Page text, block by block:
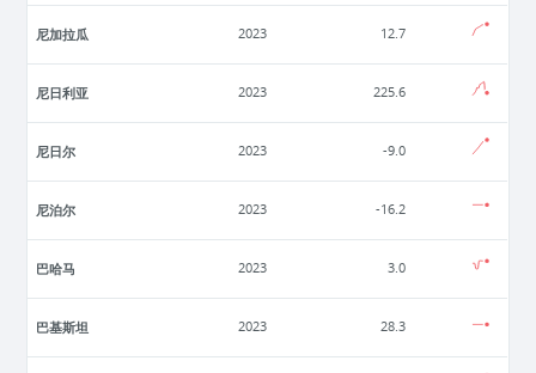
尼加拉瓜 2023 12.7
尼日利亚 2023 225.6
尼日尔 2023 -9.0
尼泊尔 2023 -16.2
巴哈马 2023 3.0
巴基斯坦 2023 28.3